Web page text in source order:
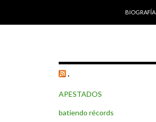
BIOGRAFÍA
.
APESTADOS
batiendo récords